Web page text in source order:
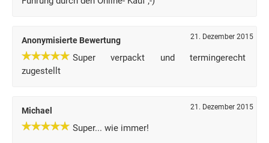
Anonymisierte Bewertung 21. Dezember 2015
Super verpackt und termingerecht
zugestellt
Michael 21. Dezember 2015
Super... wie immer!